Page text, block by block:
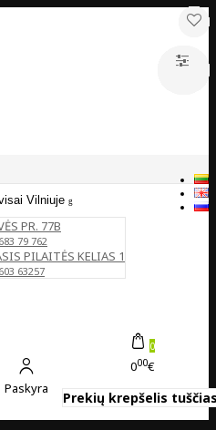
Vilniuje
PR. 77B
79 762
PILAITĖS KELIAS 1
63257
Paskyra
0
000€
Prekių krepšelis